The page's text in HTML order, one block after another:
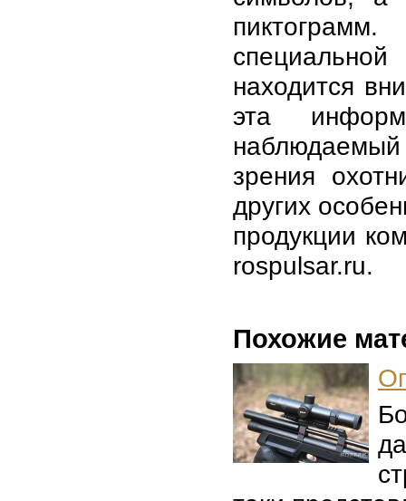
находится
эта
наблюдаемый
зрения
других
продукции
rospulsar.ru.
Похожие